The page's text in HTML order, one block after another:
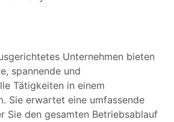
Unternehmen bieten
spannende und
Tätigkeiten in einem
Sie erwartet eine umfassende
Sie den gesamten Betriebsablauf